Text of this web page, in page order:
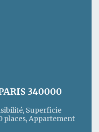
340000
Superficie
places, Appartement